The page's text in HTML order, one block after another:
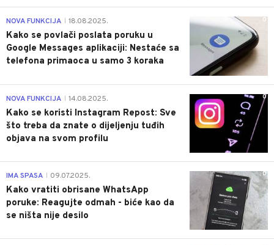
0
NOVA FUNKCIJA 18.08.2025.
Kako se povlači poslata poruku u
Google Messages aplikaciji: Nestaće sa
telefona primaoca u samo 3 koraka
0
NOVA FUNKCIJA 14.08.2025.
Kako se koristi Instagram Repost: Sve
što treba da znate o dijeljenju tuđih
objava na svom profilu
0
IMA SPASA 09.07.2025.
Kako vratiti obrisane WhatsApp
poruke: Reagujte odmah - biće kao da
se ništa nije desilo